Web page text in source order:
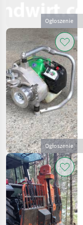
Ogłoszenie
Ogłoszenie